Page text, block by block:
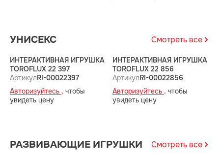
УНИСЕКС Смотреть все
ИНТЕРАКТИВНАЯ ИГРУШКА
TOROFLUX 22 397
АртикулRI-00022397
Авторизуйтесь , чтобы
увидеть цену
ИНТЕРАКТИВНАЯ ИГРУШКА
TOROFLUX 22 856
АртикулRI-00022856
Авторизуйтесь , чтобы
увидеть цену
РАЗВИВАЮЩИЕ ИГРУШКИ Смотреть все